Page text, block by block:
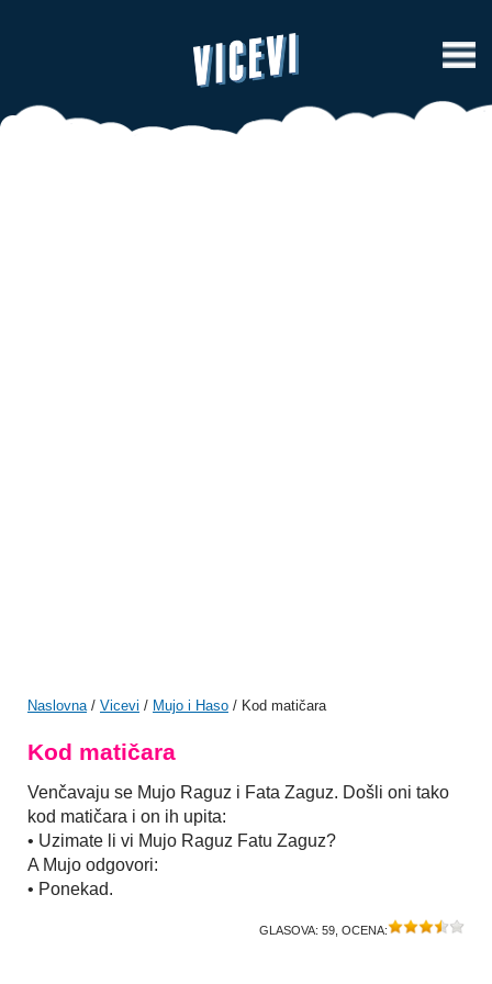
Naslovna/ Vicevi / Mujo i Haso / Kod matičara
Kod matičara
Venčavaju se Mujo Raguz i Fata Zaguz. Došli oni tako
kod matičara i on ih upita:
• Uzimate li vi Mujo Raguz Fatu Zaguz?
A Mujo odgovori:
• Ponekad.
GLASOVA: 59 , OCENA: